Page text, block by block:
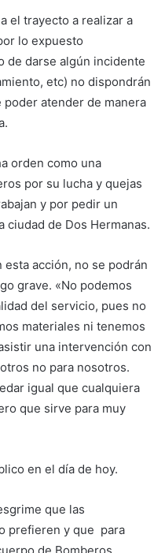
el trayecto a realizar a
lo expuesto
de darse algún incidente
etc) no dispondrán
atender de manera
orden como una
por su lucha y quejas
y por pedir un
ciudad de Dos Hermanas.
esta acción, no se podrán
grave. «No podemos
del servicio, pues no
materiales ni tenemos
una intervención con
no para nosotros.
igual que cualquiera
que sirve para muy
en el día de hoy.
que las
prefieren y que para